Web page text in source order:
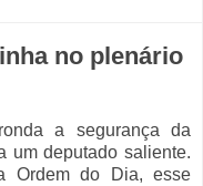
no plenário
a segurança da
um deputado saliente.
Ordem do Dia, esse